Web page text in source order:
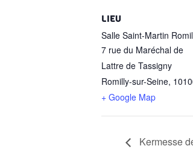
LIEU
Salle Saint-Martin
7 rue du Maréchal de
Lattre de Tassigny
Romilly-sur-Seine,
+ Google Map
Kermesse